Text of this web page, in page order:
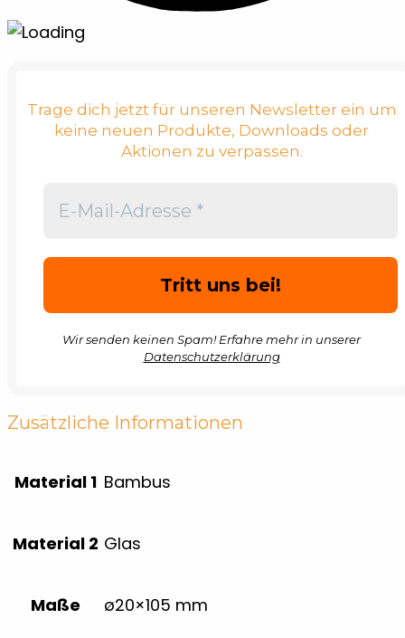
Trage dich jetzt für unseren Newsletter ein um
keine neuen Produkte, Downloads oder
Aktionen zu verpassen.
Wir senden keinen Spam! Erfahre mehr in unserer
Datenschutzerklärung
Zusätzliche Informationen
Material 1 Bambus
Material 2 Glas
Maße ø20×105 mm